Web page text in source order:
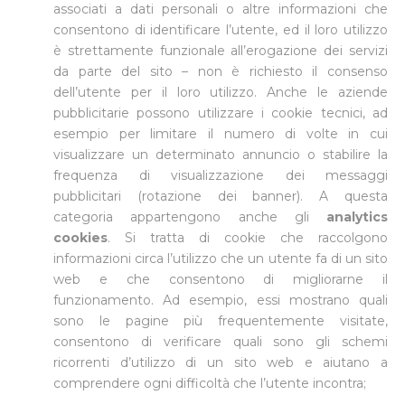
associati a dati personali o altre informazioni che
consentono di identificare l’utente, ed il loro utilizzo
è strettamente funzionale all’erogazione dei servizi
da parte del sito – non è richiesto il consenso
dell’utente per il loro utilizzo. Anche le aziende
pubblicitarie possono utilizzare i cookie tecnici, ad
esempio per limitare il numero di volte in cui
visualizzare un determinato annuncio o stabilire la
frequenza di visualizzazione dei messaggi
pubblicitari (rotazione dei banner). A questa
categoria appartengono anche gli analytics
cookies. Si tratta di cookie che raccolgono
informazioni circa l’utilizzo che un utente fa di un sito
web e che consentono di migliorarne il
funzionamento. Ad esempio, essi mostrano quali
sono le pagine più frequentemente visitate,
consentono di verificare quali sono gli schemi
ricorrenti d’utilizzo di un sito web e aiutano a
comprendere ogni difficoltà che l’utente incontra;